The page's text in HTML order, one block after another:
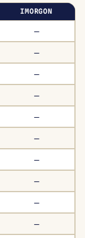
IMORGON
–
–
–
–
–
–
–
–
–
–